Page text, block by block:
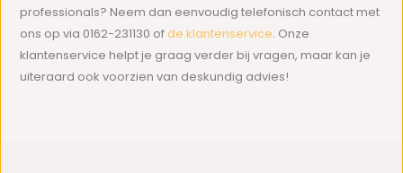
professionals? Neem dan eenvoudig telefonisch contact met
ons op via 0162-231130 ofde klantenservice. Onze
klantenservice helpt je graag verder bij vragen, maar kan je
uiteraard ook voorzien van deskundig advies!